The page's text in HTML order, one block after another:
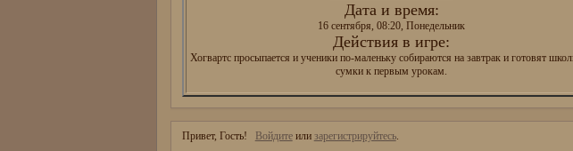
Дата и время:
16 сентября, 08:20, Понедельник
Действия в игре:
Хогвартс просыпается и ученики по-маленьку собираются на завтрак и готовят
сумки к первым урокам.
Привет, Гость! Войдитеили зарегистрируйтесь.